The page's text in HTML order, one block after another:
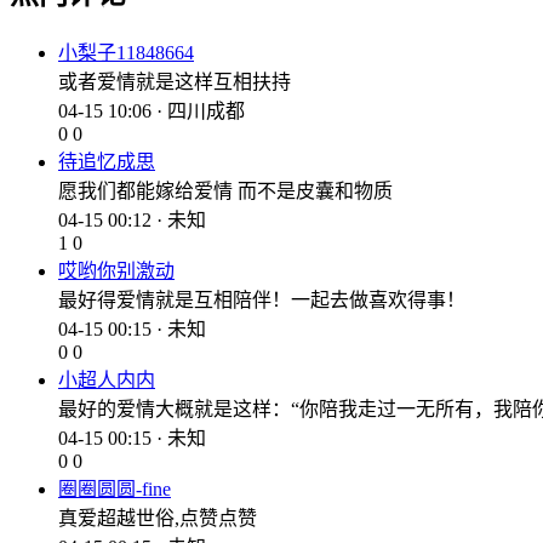
小梨子11848664
或者爱情就是这样互相扶持
04-15 10:06 · 四川成都
0 0
待追忆成思
愿我们都能嫁给爱情 而不是皮囊和物质
04-15 00:12 · 未知
1 0
哎哟你别激动
最好得爱情就是互相陪伴！一起去做喜欢得事！
04-15 00:15 · 未知
0 0
小超人内内
最好的爱情大概就是这样：“你陪我走过一无所有，我陪
04-15 00:15 · 未知
0 0
圈圈圆圆-fine
真爱超越世俗,点赞点赞